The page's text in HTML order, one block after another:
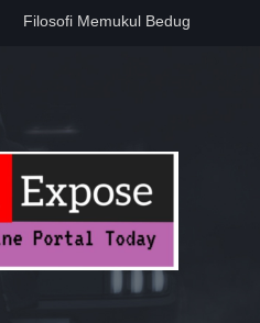
141 Tahun Stasiun Slawi : “Dari
Narkoba di Sekolah Kebayoran
Lama, DPR Minta Diusut
Tuntas
Filosofi Memukul Bedug
Sebelum Sholat Jum’at